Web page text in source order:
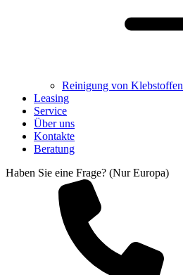
Reinigung von Klebstoffen
Leasing
Service
Über uns
Kontakte
Beratung
Haben Sie eine Frage? (Nur Europa)